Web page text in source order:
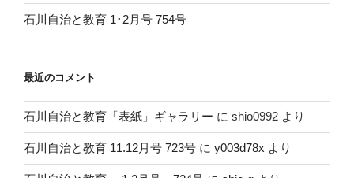
石川自治と教育 1･2月号 754号
最近のコメント
石川自治と教育「表紙」ギャラリー に shio0992 より
石川自治と教育 11.12月号 723号 に y003d78x より